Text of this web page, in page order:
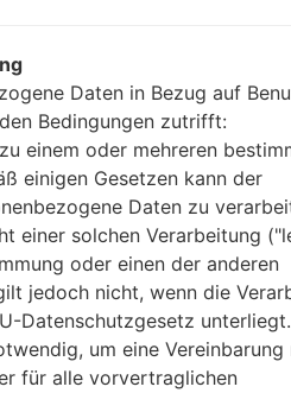
1x2.84 GHz Kryo 485 &
Qualcomm SM8150
Octa-core
6GB
128GB
microSDXC (dedizierter Slot)
und Daten
2 NaNein-Sim
GSM 850/900/1800/1900
HSDPA 850 / 900 /
LTE band 1(2100), 2(1900),
14(700), 20(800), 29(700),
41(2500), 46(5200), 66(1700/
Daten in Bezug auf
Bedingungen zutrifft:
einem oder mehreren
einigen Gesetzen kann der
Daten zu
einer solchen Verarbeitung
oder einen der anderen
jedoch nicht, wenn die
Datenschutzgesetz unterliegt.
um eine Vereinbarung
für alle vorvertraglichen